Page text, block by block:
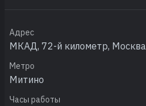
Адрес
МКАД, 72-й километр, Москва
Метро
Митино
Часы работы